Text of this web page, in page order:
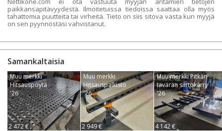
paikkansapitävyydestä. Ilmoitetuissa tiedoissa saattaa olla myös
tahattomia puutteita tai virheitä. Tieto on siis sitova vasta kun myyjä
on sen pyynnöstäsi vahvistanut.
Samankaltaisia
Muu merkki
Hitsauspöytä
'26
2 472 €
Muu merkki
Hitsauspalkisto
'26
2 949 €
Muu merkki Pitkän
tavaran siirtokärry
'26
4 142 €